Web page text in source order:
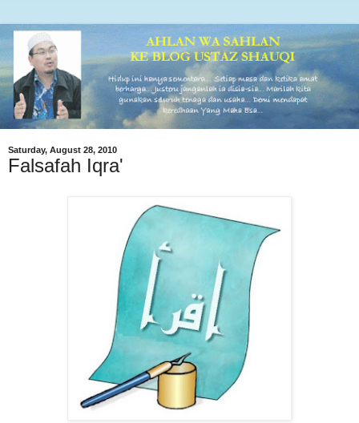
Saturday, August 28, 2010
Falsafah Iqra'